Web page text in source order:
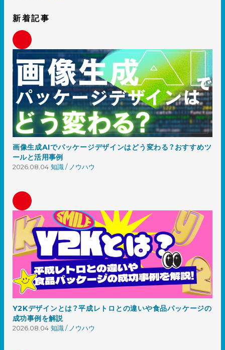
新着記事
画像生成AIでパッケージデザインはどう変わる？おすすめツ
ールと活用事例
2026.08.04 知識 / ノウハウ
Y2Kデザインとは？平成レトロとの違いや食品パッケージの
成功事例を解説
2026.08.04 知識 / ノウハウ